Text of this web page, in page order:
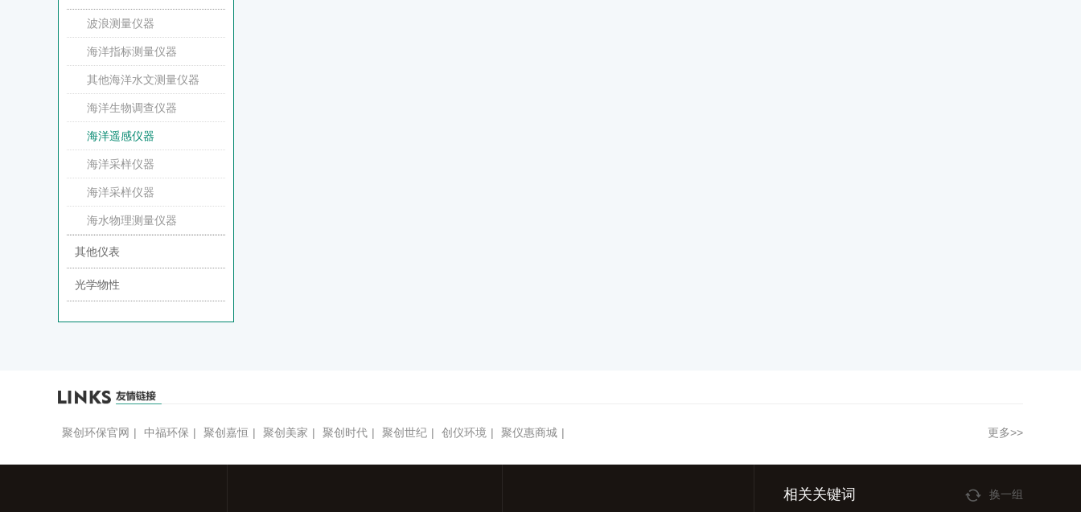
波浪测量仪器
海洋指标测量仪器
其他海洋水文测量仪器
海洋生物调查仪器
海洋遥感仪器
海洋采样仪器
海洋采样仪器
海水物理测量仪器
其他仪表
光学物性
聚创环保官网 | 中福环保 | 聚创嘉恒 | 聚创美家 | 聚创时代 | 聚创世纪 | 创仪环境 | 聚仪惠商城 | 更多>>
相关关键词 换一组